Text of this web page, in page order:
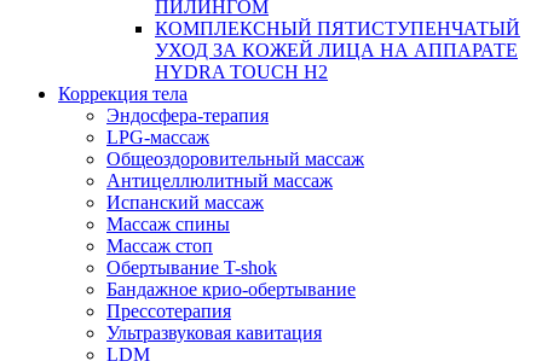
ПИЛИНГОМ
КОМПЛЕКСНЫЙ ПЯТИСТУПЕНЧАТЫЙ
УХОД ЗА КОЖЕЙ ЛИЦА НА АППАРАТЕ
HYDRA TOUCH H2
Коррекция тела
Эндосфера-терапия
LPG-массаж
Общеоздоровительный массаж
Антицеллюлитный массаж
Испанский массаж
Массаж спины
Массаж стоп
Обертывание T-shok
Бандажное крио-обертывание
Прессотерапия
Ультразвуковая кавитация
LDM